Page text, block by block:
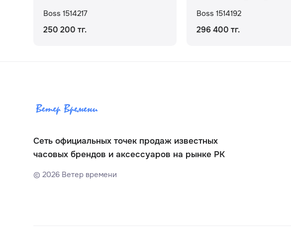
Boss 1514217
250 200 тг.
Boss 1514192
296 400 тг.
Сеть официальных точек продаж известных
часовых брендов и аксессуаров на рынке РК
©2026 Ветер времени